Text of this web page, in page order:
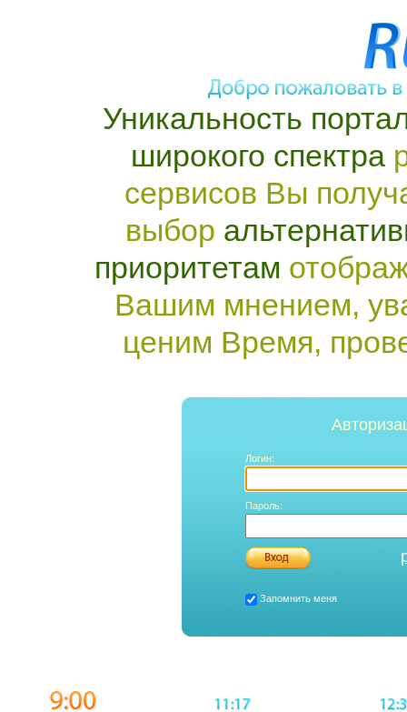
Уникальность
широкого спектра
сервисов Вы
выбор
приоритетам
Вашим мнением,
ценим Время,
Логин:
Пароль:
Запомнить меня